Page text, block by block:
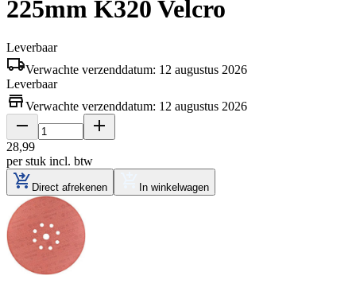
225mm K320 Velcro
Leverbaar
Verwachte verzenddatum: 12 augustus 2026
Leverbaar
Verwachte verzenddatum: 12 augustus 2026
28,99
per stuk incl. btw
Direct afrekenen In winkelwagen